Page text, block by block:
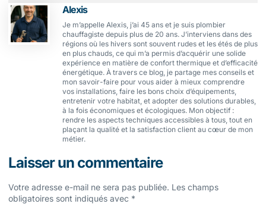
Alexis
Je m’appelle Alexis, j’ai 45 ans et je suis plombier
chauffagiste depuis plus de 20 ans. J’interviens dans des
régions où les hivers sont souvent rudes et les étés de plus
en plus chauds, ce qui m’a permis d’acquérir une solide
expérience en matière de confort thermique et d’efficacité
énergétique. À travers ce blog, je partage mes conseils et
mon savoir-faire pour vous aider à mieux comprendre
vos installations, faire les bons choix d’équipements,
entretenir votre habitat, et adopter des solutions durables,
à la fois économiques et écologiques. Mon objectif :
rendre les aspects techniques accessibles à tous, tout en
plaçant la qualité et la satisfaction client au cœur de mon
métier.
Laisser un commentaire
Votre adresse e-mail ne sera pas publiée. Les champs
obligatoires sont indiqués avec *